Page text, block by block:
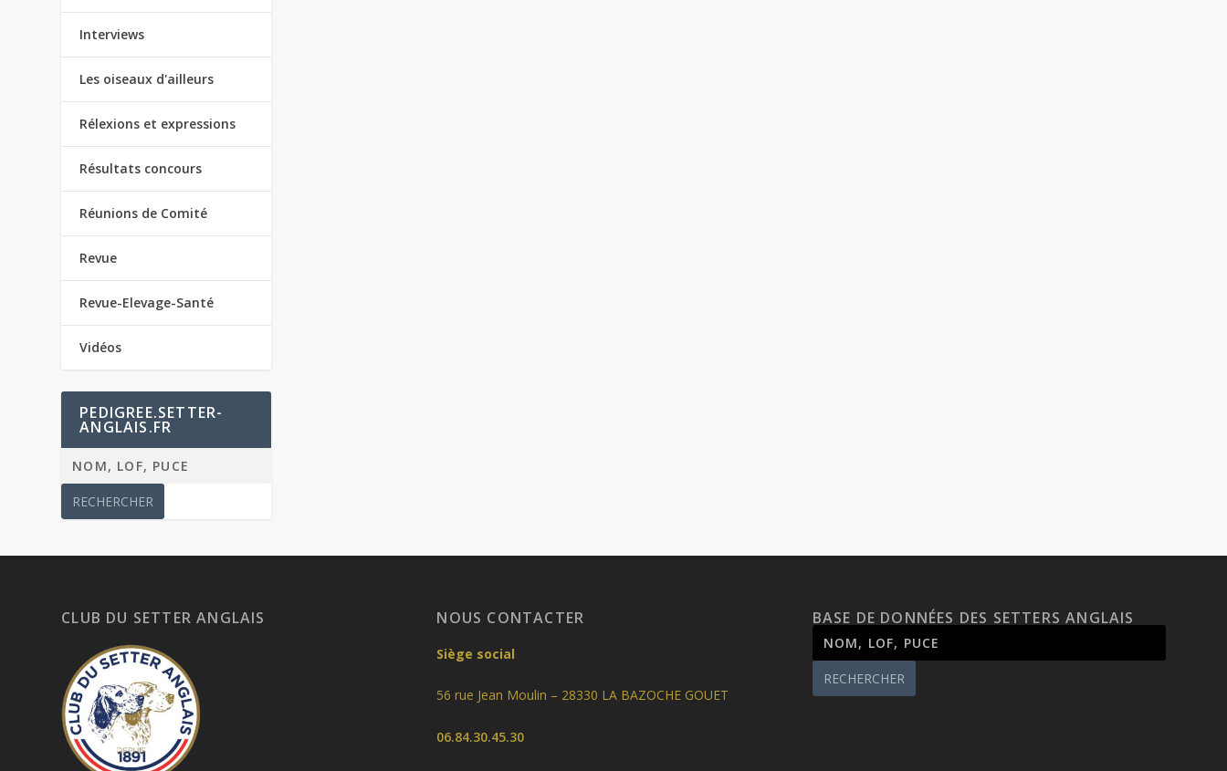
Interviews
Les oiseaux d'ailleurs
Rélexions et expressions
Résultats concours
Réunions de Comité
Revue
Revue-Elevage-Santé
Vidéos
PEDIGREE.SETTER-
ANGLAIS.FR
CLUB DU SETTER ANGLAIS NOUS CONTACTER
Siège social
56 rue Jean Moulin – 28330 LA BAZOCHE GOUET
06.84.30.45.30
BASE DE DONNÉES DES SETTERS ANGLAIS